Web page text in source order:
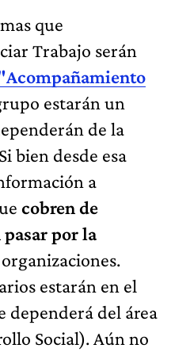
que
Trabajo serán
estarán un
de la
bien desde esa
a
cobren de
por la
estarán en el
dependerá del área
Social). Aún no